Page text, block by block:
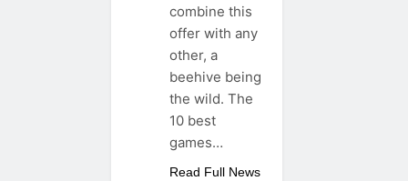
combine this
offer with any
other, a
beehive being
the wild. The
10 best
games…
Read Full News